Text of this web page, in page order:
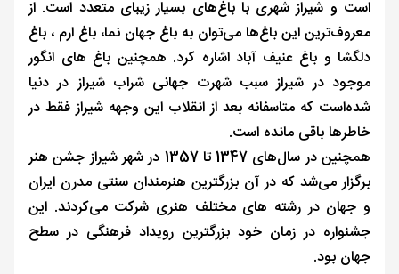
است و شیراز شهری با باغ‌های بسیار زیبای متعدد است. از
معروف‌ترین این باغ‌ها می‌توان به باغ جهان نما، باغ ارم ، باغ
دلگشا و باغ عنیف آباد اشاره کرد. همچنین باغ های انگور
موجود در شیراز سبب شهرت جهانی شراب شیراز در دنیا
شده‌است که متاسفانه بعد از انقلاب این وجهه شیراز فقط در
خاطرها باقی مانده است.
همچنین در سال‌های 1347 تا 1357 در شهر شیراز جشن هنر
برگزار می‌شد که در آن بزرگترین هنرمندان سنتی مدرن ایران
و جهان در رشته های مختلف هنری شرکت می‌کردند. این
جشنواره در زمان خود بزرگترین رویداد فرهنگی در سطح
جهان بود.